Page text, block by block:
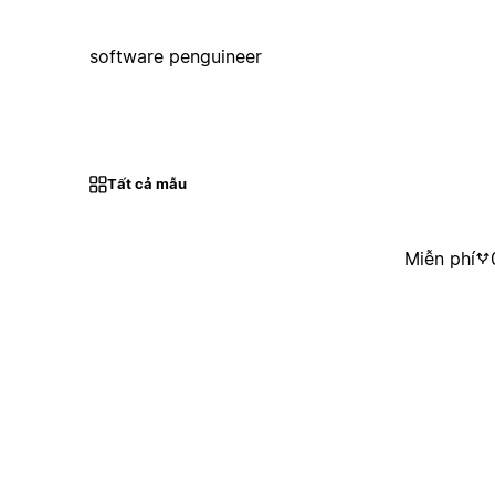
software penguineer
Tất cả mẫu
Miễn phí